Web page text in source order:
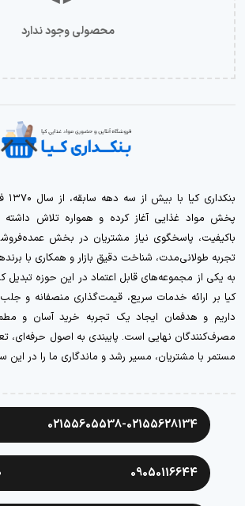
محصولی وجود ندارد
پخش مواد غذایی آغاز کرده و همواره تلاش داشته
باکیفیت، پاسخگوی نیاز مشتریان در بخش
تجربه طولانی‌مدت، شناخت دقیق بازار و همکاری با
به یکی از مجموعه‌های قابل اعتماد در این حوزه تبدیل
کیا بر ارائه خدمات سریع، قیمت‌گذاری منصفانه و
داریم و هدفمان ایجاد یک تجربه خرید آسان و
مصرف‌کنندگان نهایی است. پایبندی به اصول حرفه‌ای،
مستمر با مشتریان، مسیر رشد و ماندگاری ما را در این
02155605538-02155628134
09050116644